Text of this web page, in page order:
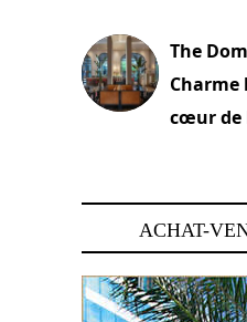
The
cœur de
ACHAT-